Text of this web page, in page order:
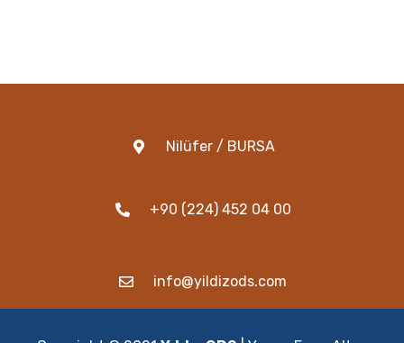
Nilüfer / BURSA
+90 (224) 452 04 00
info@yildizods.com